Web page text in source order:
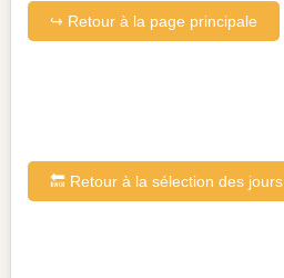
↪ Retour à la page principale
🔙 Retour à la sélection des jours